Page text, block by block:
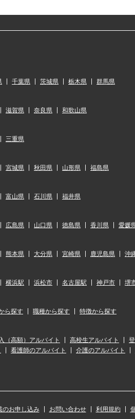
千葉県 茨城県 栃木県 群馬県
滋賀県 奈良県 和歌山県
三重県
宮城県 秋田県 山形県 福島県
富山県 石川県 福井県
広島県 山口県 徳島県 香川県 愛媛
熊本県 大分県 宮崎県 鹿児島県 沖
横浜駅 浜松市 名古屋駅 神戸市 堺
ら探す 職種から探す 特徴から探す
（高額）アルバイト 高校生アルバイト
看護師のアルバイト 介護のアルバイト
のお申し込み お問い合わせ 利用規約